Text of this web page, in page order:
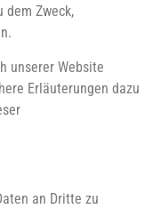
dem Zweck,
unserer Website
Erläuterungen dazu
an Dritte zu